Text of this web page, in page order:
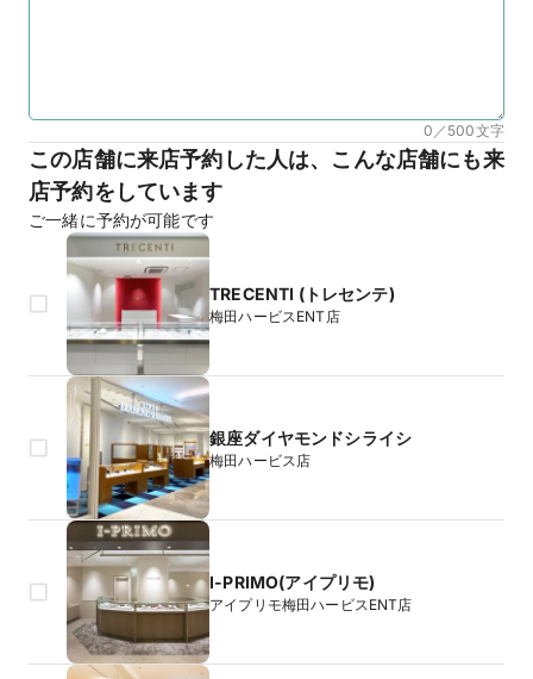
0／500文字
この店舗に来店予約した人は、こんな店舗にも来
店予約をしています
ご一緒に予約が可能です
TRECENTI (トレセンテ)
梅田ハービスENT店
銀座ダイヤモンドシライシ
梅田ハービス店
I-PRIMO(アイプリモ)
アイプリモ梅田ハービスENT店